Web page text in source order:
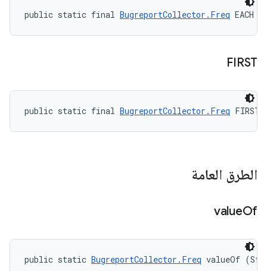
public static final BugreportCollector.Freq EACH
FIRST
public static final BugreportCollector.Freq FIRST
الطرق العامة
valueOf
public static BugreportCollector.Freq valueOf